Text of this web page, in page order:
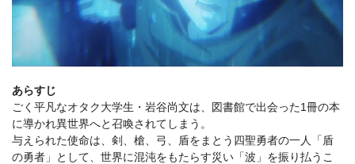
あらすじ
ごく平凡なオタク大学生・岩谷尚文は、図書館で出会った1冊の本
に導かれ異世界へと召喚されてしまう。
与えられた使命は、剣、槍、弓、盾をまとう四聖勇者の一人「盾
の勇者」として、世界に混沌をもたらす災い「波」を振り払うこ